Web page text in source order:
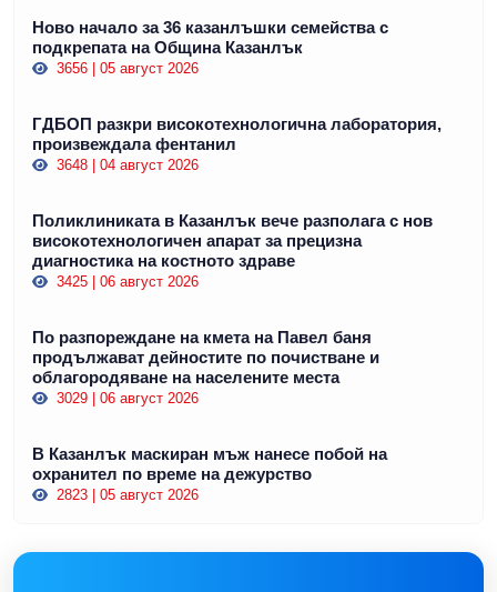
Ново начало за 36 казанлъшки семейства с
подкрепата на Община Казанлък
3656 | 05 август 2026
ГДБОП разкри високотехнологична лаборатория,
произвеждала фентанил
3648 | 04 август 2026
Поликлиниката в Казанлък вече разполага с нов
високотехнологичен апарат за прецизна
диагностика на костното здраве
3425 | 06 август 2026
По разпореждане на кмета на Павел баня
продължават дейностите по почистване и
облагородяване на населените места
3029 | 06 август 2026
В Казанлък маскиран мъж нанесе побой на
охранител по време на дежурство
2823 | 05 август 2026